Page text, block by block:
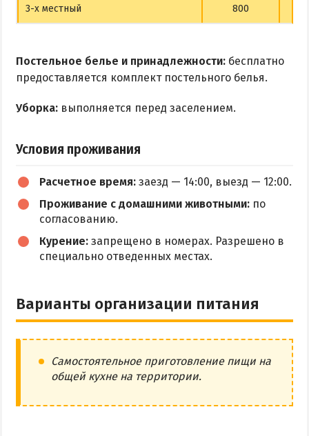
3-х местный 800
Постельное белье и принадлежности: бесплатно
предоставляется комплект постельного белья.
Уборка: выполняется перед заселением.
Условия проживания
Расчетное время: заезд — 14:00, выезд — 12:00.
Проживание с домашними животными: по
согласованию.
Курение: запрещено в номерах. Разрешено в
специально отведенных местах.
Варианты организации питания
Самостоятельное приготовление пищи на
общей кухне на территории.